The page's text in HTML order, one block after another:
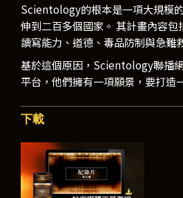
Scientology的根本是一項大規模
伸到二百多個國家。 其計畫內容包
讀寫能力、道德、毒品防制與急難
基於這個原因，Scientology聯播
平台，他們擁有一項願景，要打造
下載